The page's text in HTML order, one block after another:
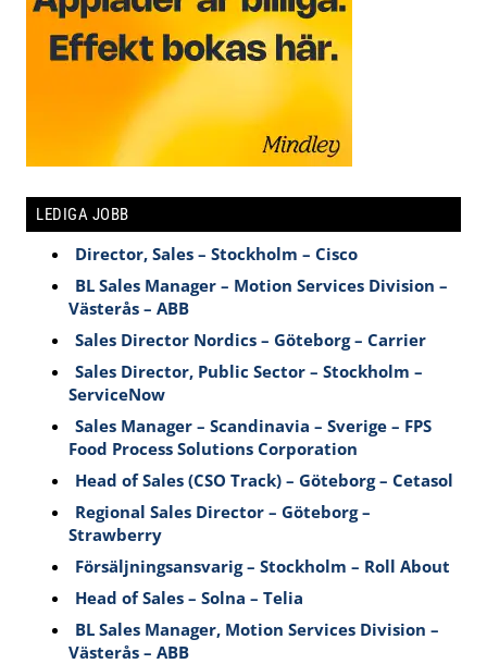
LEDIGA JOBB
Director, Sales – Stockholm – Cisco
BL Sales Manager – Motion Services Division –
Västerås – ABB
Sales Director Nordics – Göteborg – Carrier
Sales Director, Public Sector – Stockholm –
ServiceNow
Sales Manager – Scandinavia – Sverige – FPS
Food Process Solutions Corporation
Head of Sales (CSO Track) – Göteborg – Cetasol
Regional Sales Director – Göteborg –
Strawberry
Försäljningsansvarig – Stockholm – Roll About
Head of Sales – Solna – Telia
BL Sales Manager, Motion Services Division –
Västerås – ABB